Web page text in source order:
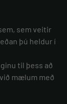
sem veitir
þú heldur í
til þess að
mælum með